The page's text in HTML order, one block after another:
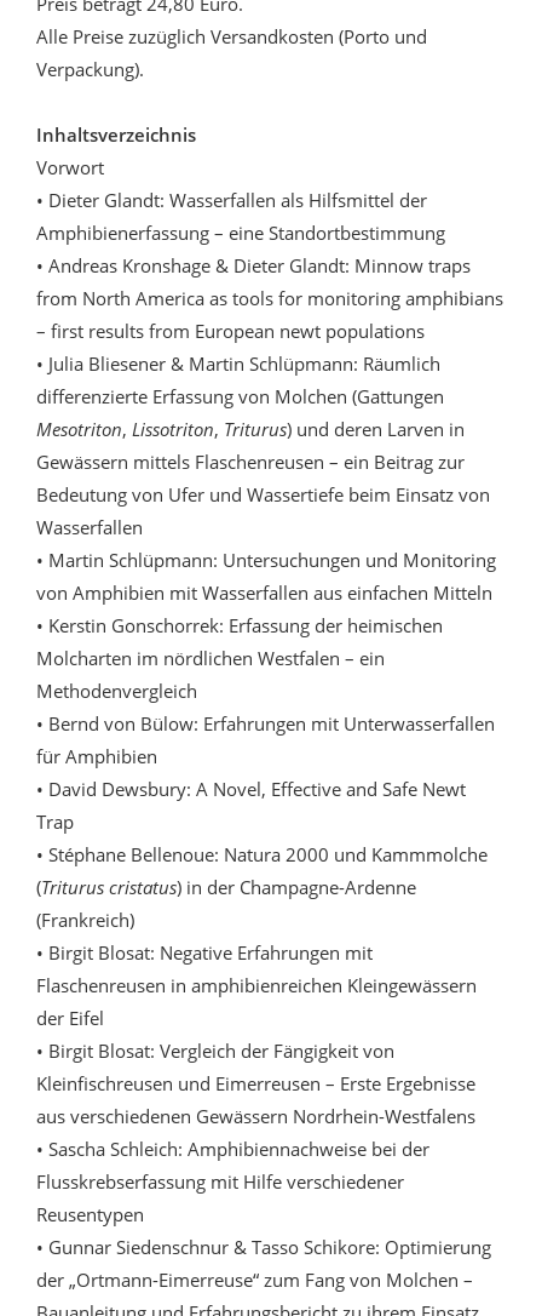
Alle Preise zuzüglich Versandkosten (Porto und
Verpackung).
Inhaltsverzeichnis
Vorwort
• Dieter Glandt: Wasserfallen als Hilfsmittel der
Amphibienerfassung – eine Standortbestimmung
• Andreas Kronshage & Dieter Glandt: Minnow traps
from North America as tools for monitoring amphibians
– first results from European newt populations
• Julia Bliesener & Martin Schlüpmann: Räumlich
differenzierte Erfassung von Molchen (Gattungen
Mesotriton, Lissotriton, Triturus) und deren Larven in
Gewässern mittels Flaschenreusen – ein Beitrag zur
Bedeutung von Ufer und Wassertiefe beim Einsatz von
Wasserfallen
• Martin Schlüpmann: Untersuchungen und Monitoring
von Amphibien mit Wasserfallen aus einfachen Mitteln
• Kerstin Gonschorrek: Erfassung der heimischen
Molcharten im nördlichen Westfalen – ein
Methodenvergleich
• Bernd von Bülow: Erfahrungen mit Unterwasserfallen
für Amphibien
• David Dewsbury: A Novel, Effective and Safe Newt
Trap
• Stéphane Bellenoue: Natura 2000 und Kammmolche
(Triturus cristatus) in der Champagne-Ardenne
(Frankreich)
• Birgit Blosat: Negative Erfahrungen mit
Flaschenreusen in amphibienreichen Kleingewässern
der Eifel
• Birgit Blosat: Vergleich der Fängigkeit von
Kleinfischreusen und Eimerreusen – Erste Ergebnisse
aus verschiedenen Gewässern Nordrhein-Westfalens
• Sascha Schleich: Amphibiennachweise bei der
Flusskrebserfassung mit Hilfe verschiedener
Reusentypen
• Gunnar Siedenschnur & Tasso Schikore: Optimierung
der „Ortmann-Eimerreuse“ zum Fang von Molchen –